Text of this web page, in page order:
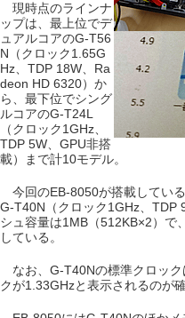
現時点のラインナ
ップは、最上位でデ
ュアルコアのG-T56
N（クロック1.65G
Hz、TDP 18W、Ra
deon HD 6320）か
ら、最下位でシング
ルコアのG-T24L
（クロック1GHz、
TDP 5W、GPU非搭
載）まで計10モデル。
今回のEB-8050が搭載してい
G-T40N（クロック1GHz、TDP
シュ容量は1MB（512KB×2）で
している。
なお、G-T40Nの標準クロック
クが1.33GHzと表示されるのが確